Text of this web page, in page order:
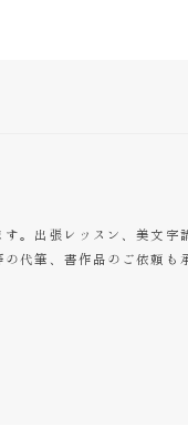
。出張レッスン、美文字
代筆、書作品のご依頼も